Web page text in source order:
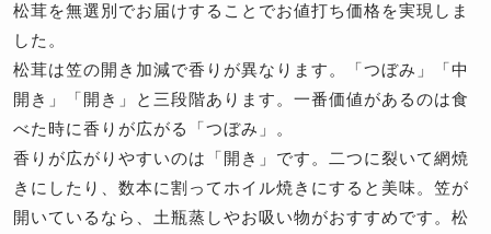
松茸を無選別でお届けすることでお値打ち価格を実現しま
した。
松茸は笠の開き加減で香りが異なります。「つぼみ」「中
開き」「開き」と三段階あります。一番価値があるのは食
べた時に香りが広がる「つぼみ」。
香りが広がりやすいのは「開き」です。二つに裂いて網焼
きにしたり、数本に割ってホイル焼きにすると美味。笠が
開いているなら、土瓶蒸しやお吸い物がおすすめです。松